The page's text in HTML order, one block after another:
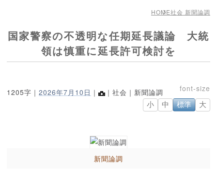
HOME社会 新聞論調
国家警察の不透明な任期延長議論 大統
領は慎重に延長許可検討を
1205字｜ 2026年7月10日 ｜ ｜社会｜新聞論調
小 中 標準 大
新聞論調